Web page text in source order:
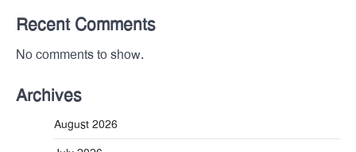
Recent Comments
No comments to show.
Archives
August 2026